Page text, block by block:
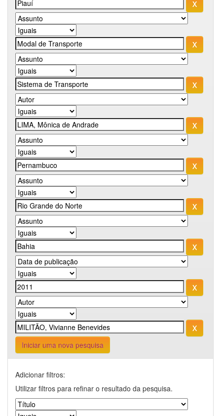
Iniciar uma nova pesquisa
Adicionar filtros:
Utilizar filtros para refinar o resultado da pesquisa.